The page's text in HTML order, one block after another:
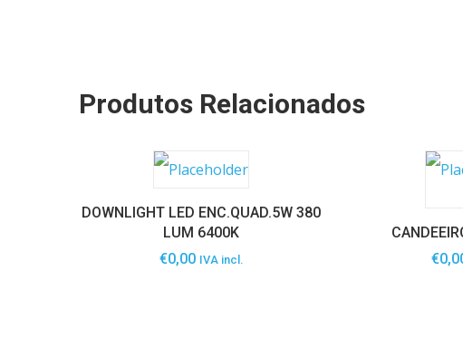
Produtos Relacionados
DOWNLIGHT LED ENC.QUAD.5W 380
LUM 6400K
€0,00 IVA incl.
€